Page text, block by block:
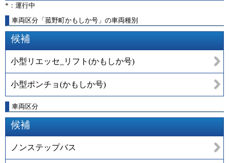
*：運行中
車両区分「菰野町かもしか号」の車両種別
候補
小型リエッセ_リフト(かもしか号)
小型ポンチョ(かもしか号)
車両区分
候補
ノンステップバス